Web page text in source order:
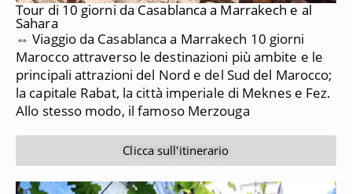
Tour di 10 giorni da Casablanca a Marrakech e al
Sahara
⇔ Viaggio da Casablanca a Marrakech 10 giorni
Marocco attraverso le destinazioni più ambite e le
principali attrazioni del Nord e del Sud del Marocco;
la capitale Rabat, la città imperiale di Meknes e Fez.
Allo stesso modo, il famoso Merzouga
Clicca sull'itinerario